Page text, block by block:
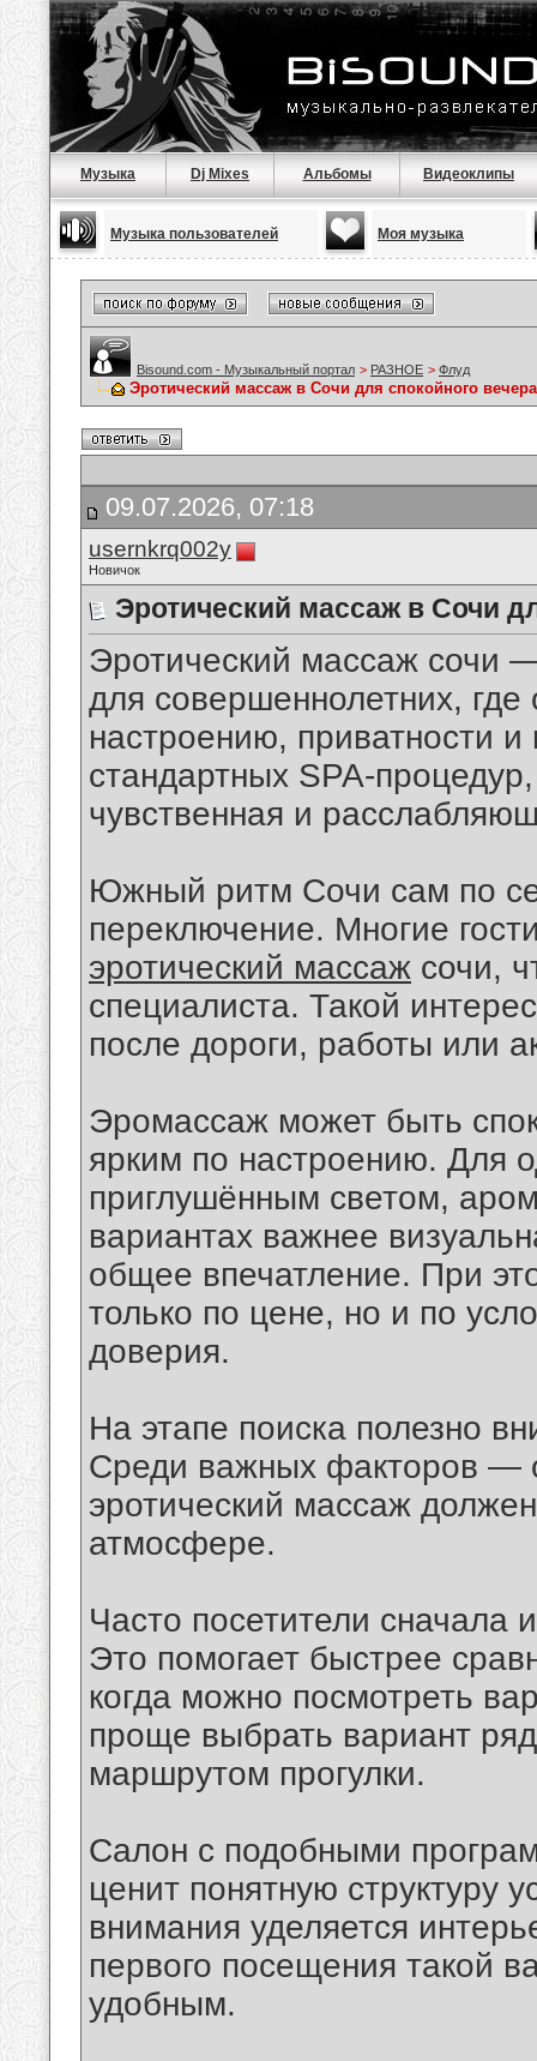
Музыка Dj Mixes Альбомы Видеоклипы
Музыка пользователей Моя музыка
Bisound.com - Музыкальный портал > РАЗНОЕ > Флуд
Эротический массаж в Сочи для спокойного вечера
09.07.2026, 07:18
usernkrq002y
Новичок
Эротический массаж в Сочи
Эротический массаж сочи
для совершеннолетних,
настроению, приватности
стандартных SPA-
чувственная и
Южный ритм Сочи сам по
переключение. Многие
эротический массаж сочи,
специалиста. Такой
после дороги, работы или
Эромассаж может быть
ярким по настроению. Для
приглушённым светом,
вариантах важнее
общее впечатление. При
только по цене, но и по
доверия.
На этапе поиска полезно
Среди важных факторов —
эротический массаж
атмосфере.
Часто посетители сначала
Это помогает быстрее
когда можно посмотреть
проще выбрать вариант
маршрутом прогулки.
Салон с подобными
ценит понятную структуру
внимания уделяется
первого посещения такой
удобным.